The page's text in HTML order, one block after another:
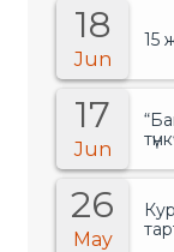
18
Jun
15
17
Jun
26
May